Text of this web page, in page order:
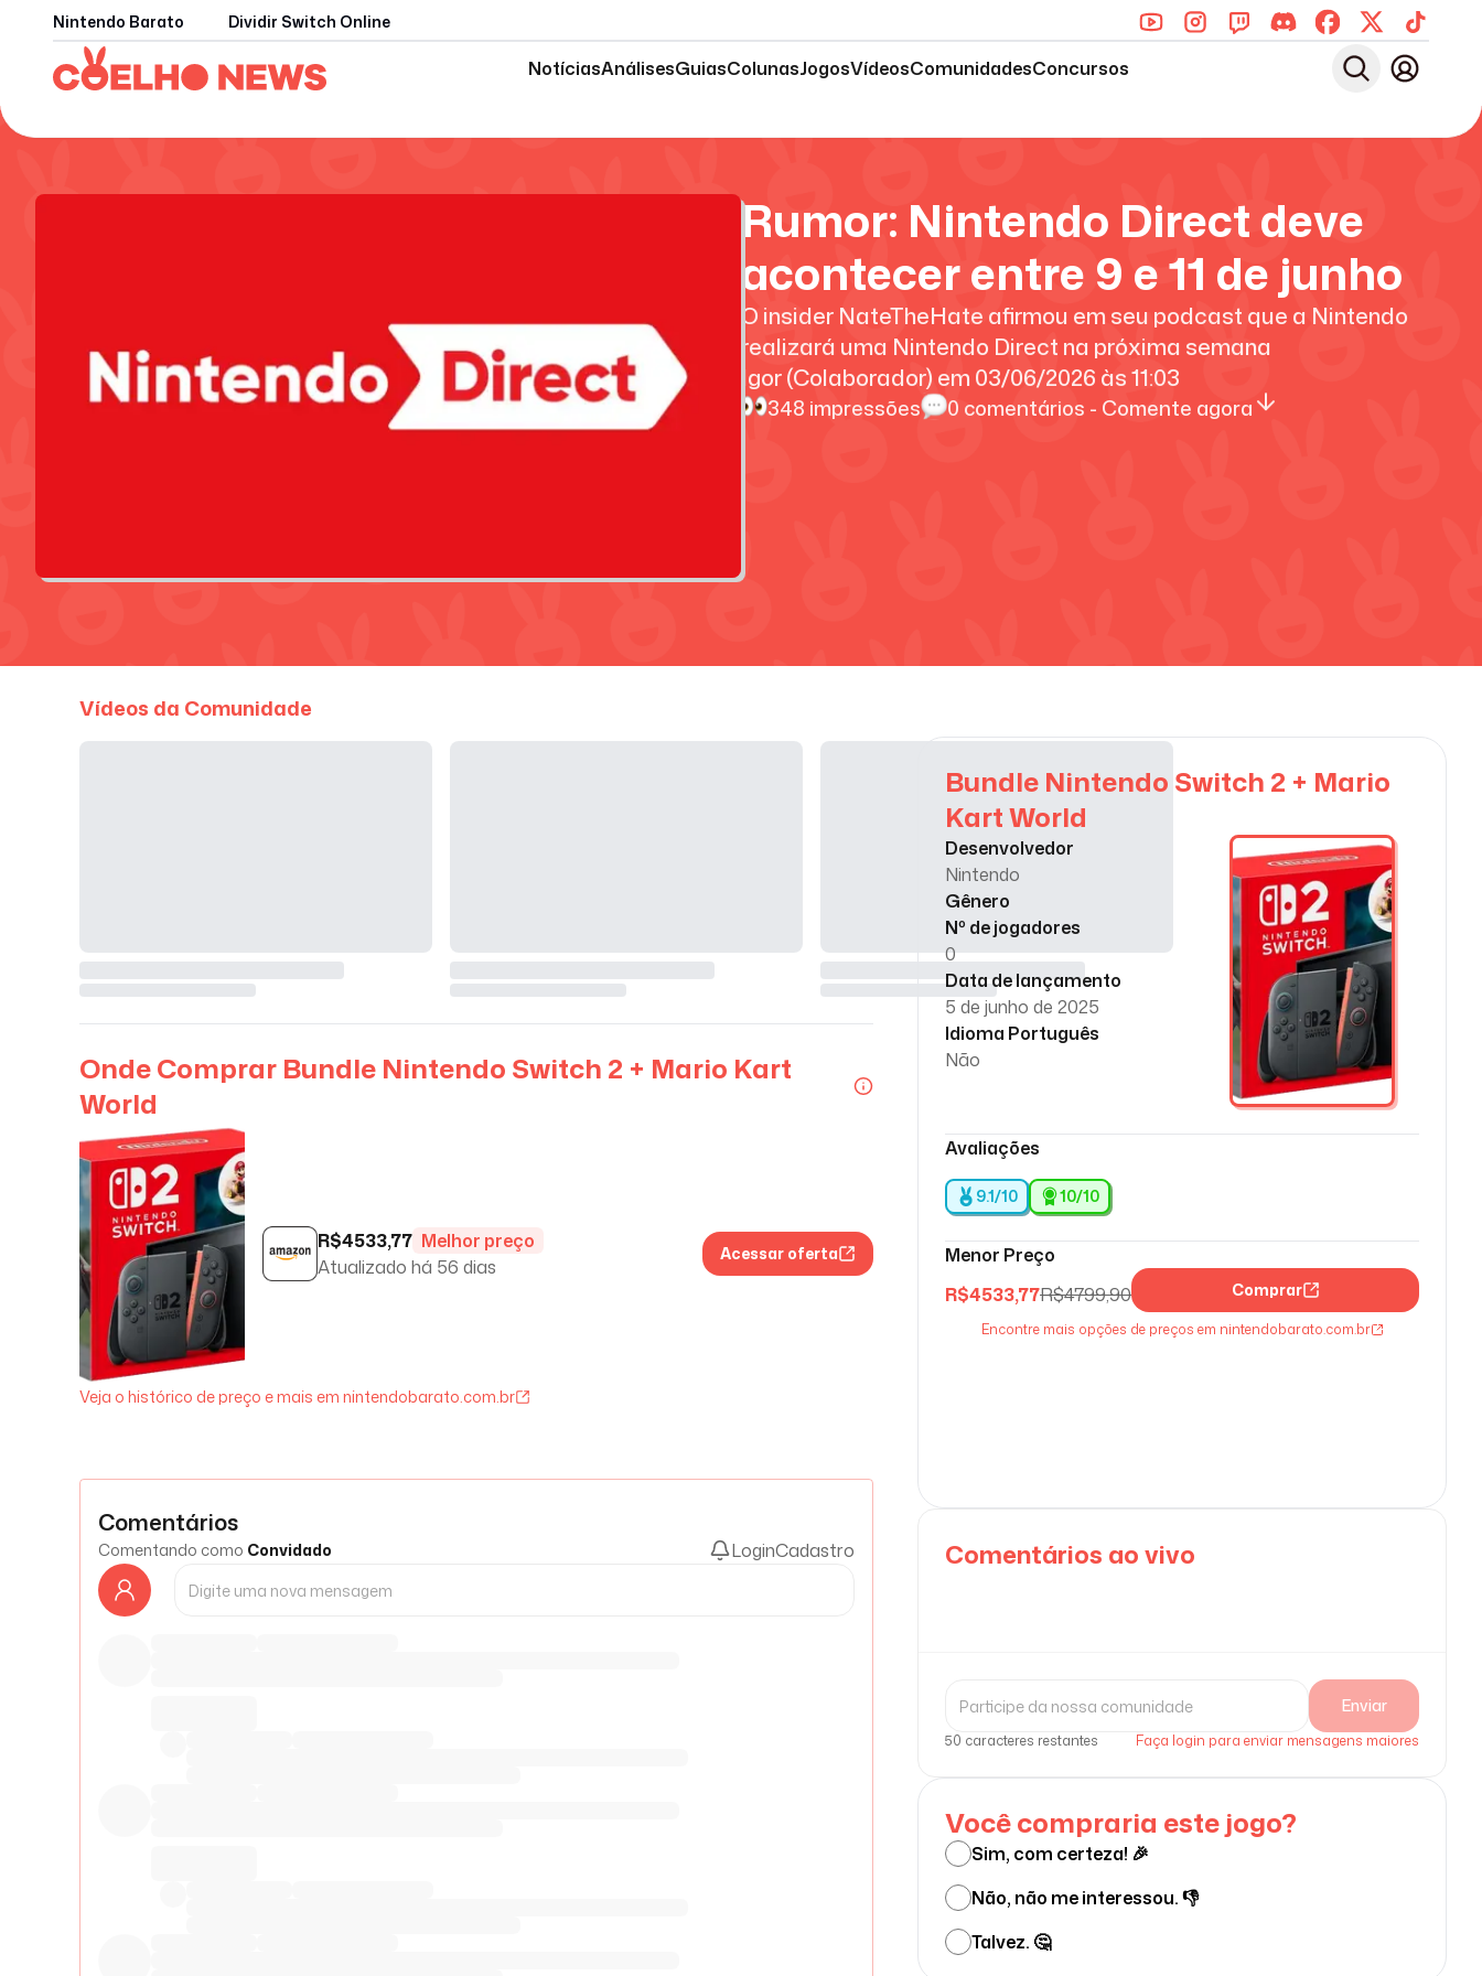
Nintendo Barato Dividir Switch Online
NotíciasAnálisesGuiasColunasJogosVídeosComunidadesConcursos
Rumor: Nintendo Direct deve
acontecer entre 9 e 11 de junho
O insider NateTheHate afirmou em seu podcast que a Nintendo
realizará uma Nintendo Direct na próxima semana
Igor (Colaborador) em 03/06/2026 às11:03
348 impressões 0 comentários - Comente agora
Vídeos da Comunidade
Onde Comprar Bundle Nintendo Switch 2 + Mario Kart
World
R$4533,77 Melhor preço
Atualizado há 56 dias
Acessar oferta
Veja o histórico de preço e mais em nintendobarato.com.br
Comentários
Comentando como Convidado LoginCadastro
Bundle Nintendo Switch 2 + Mario
Kart World
Desenvolvedor
Nintendo
Gênero
Nº de jogadores
0
Data de lançamento
5 de junho de 2025
Idioma Português
Não
Avaliações
9.1/10 10/10
Menor Preço
R$4533,77R$4799,90 Comprar
Encontre mais opções de preços em nintendobarato.com.br
Comentários ao vivo
Enviar
50 caracteres restantes Faça login para enviar mensagens maiores
Você compraria este jogo?
Sim, com certeza! 🎉
Não, não me interessou. 👎
Talvez. 🤔